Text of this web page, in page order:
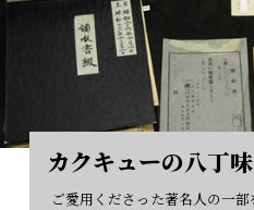
カクキューの八丁
ご愛用くださった著名人の一